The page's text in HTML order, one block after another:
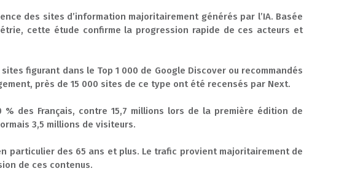
des sites d’information majoritairement générés par l’IA. Basée
cette étude confirme la progression rapide de ces acteurs et
figurant dans le Top 1 000 de Google Discover ou recommandés
près de 15 000 sites de ce type ont été recensés par Next.
des Français, contre 15,7 millions lors de la première édition de
3,5 millions de visiteurs.
particulier des 65 ans et plus. Le trafic provient majoritairement de
de ces contenus.